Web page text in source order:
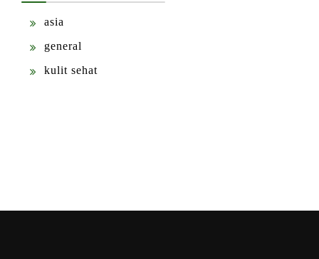
asia
general
kulit sehat